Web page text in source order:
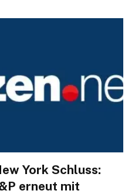
York Schluss:
erneut mit